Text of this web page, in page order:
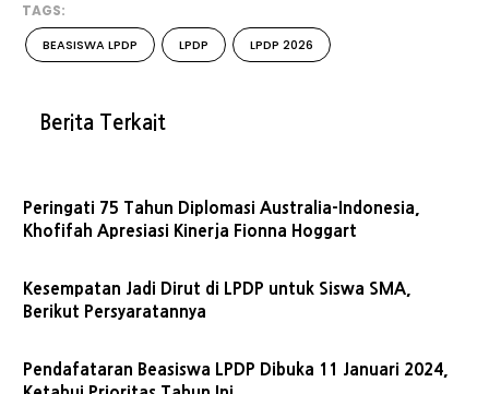
TAGS:
BEASISWA LPDP LPDP LPDP 2026
Berita Terkait
Peringati 75 Tahun Diplomasi Australia-Indonesia,
Khofifah Apresiasi Kinerja Fionna Hoggart
Kesempatan Jadi Dirut di LPDP untuk Siswa SMA,
Berikut Persyaratannya
Pendafataran Beasiswa LPDP Dibuka 11 Januari 2024,